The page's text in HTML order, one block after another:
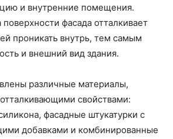
и внутренние помещения.
фасада отталкивает
проникать внутрь, тем самым
и внешний вид здания.
различные материалы,
свойствами:
фасадные штукатурки с
добавками и комбинированные